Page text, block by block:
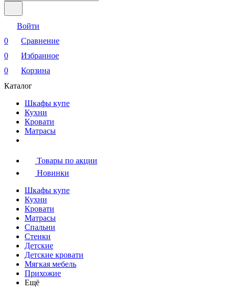
Войти
0
Сравнение
0
Избранное
0
Корзина
Каталог
Шкафы купе
Кухни
Кровати
Матрасы
Товары по акции
Новинки
Шкафы купе
Кухни
Кровати
Матрасы
Cпальни
Стенки
Детские
Детские кровати
Мягкая мебель
Прихожие
Ещё